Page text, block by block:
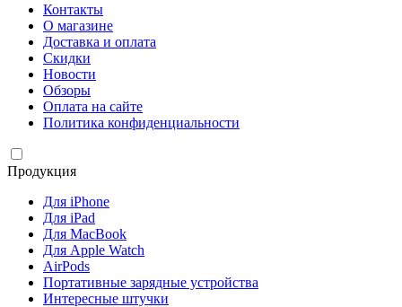
Контакты
О магазине
Доставка и оплата
Скидки
Новости
Обзоры
Оплата на сайте
Политика конфиденциальности
Продукция
Для iPhone
Для iPad
Для MacBook
Для Apple Watch
AirPods
Портативные зарядные устройства
Интересные штучки